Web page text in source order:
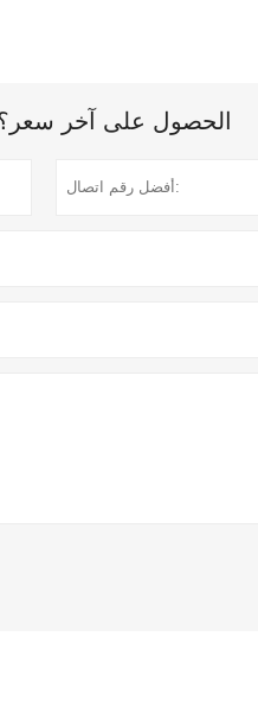
الحصول على آخر سعر؟